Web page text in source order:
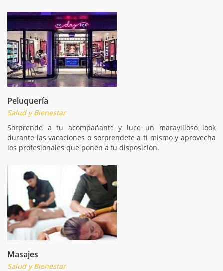
Peluquería
Salud y Bienestar
Sorprende a tu acompañante y luce un maravilloso look
durante las vacaciones o sorprendete a ti mismo y aprovecha
los profesionales que ponen a tu disposición.
Masajes
Salud y Bienestar